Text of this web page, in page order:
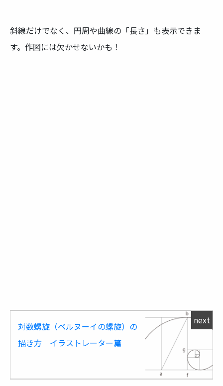
斜線だけでなく、円周や曲線の「長さ」も表示できま
す。作図には欠かせないかも！
next
対数螺旋（ベルヌーイの螺旋）の
描き方 イラストレーター篇